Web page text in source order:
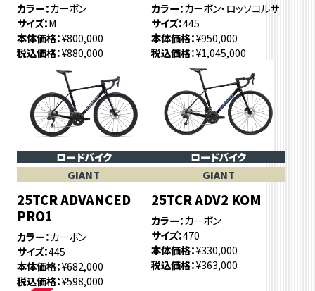
カラー カーボン
サイズ M
本体価格 ¥800,000
税込価格 ¥880,000
カラー カーボン・ロッソコルサ
サイズ 445
本体価格 ¥950,000
税込価格 ¥1,045,000
ロードバイク
GIANT
25TCR ADVANCED
PRO1
カラー カーボン
サイズ 445
本体価格 ¥682,000
税込価格 ¥598,000
ロードバイク
GIANT
25TCR ADV2 KOM
カラー カーボン
サイズ 470
本体価格 ¥330,000
税込価格 ¥363,000